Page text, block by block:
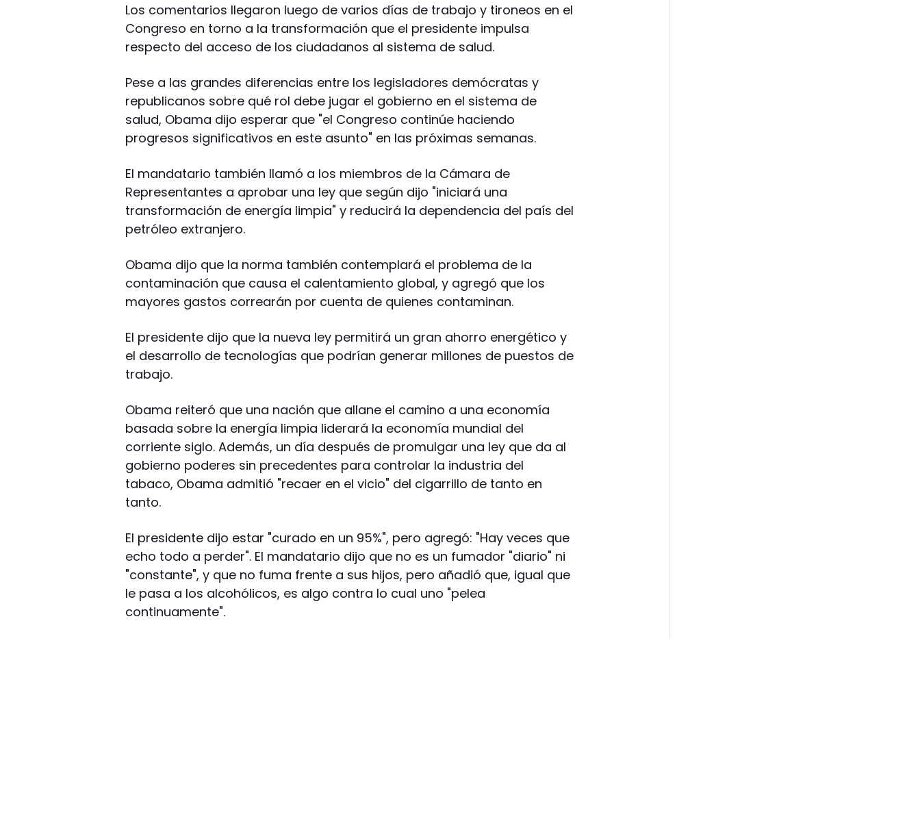
Los comentarios llegaron luego de varios días de trabajo y tironeos en el
Congreso en torno a la transformación que el presidente impulsa
respecto del acceso de los ciudadanos al sistema de salud.
Pese a las grandes diferencias entre los legisladores demócratas y
republicanos sobre qué rol debe jugar el gobierno en el sistema de
salud, Obama dijo esperar que "el Congreso continúe haciendo
progresos significativos en este asunto" en las próximas semanas.
El mandatario también llamó a los miembros de la Cámara de
Representantes a aprobar una ley que según dijo "iniciará una
transformación de energía limpia" y reducirá la dependencia del país del
petróleo extranjero.
Obama dijo que la norma también contemplará el problema de la
contaminación que causa el calentamiento global, y agregó que los
mayores gastos correarán por cuenta de quienes contaminan.
El presidente dijo que la nueva ley permitirá un gran ahorro energético y
el desarrollo de tecnologías que podrían generar millones de puestos de
trabajo.
Obama reiteró que una nación que allane el camino a una economía
basada sobre la energía limpia liderará la economía mundial del
corriente siglo. Además, un día después de promulgar una ley que da al
gobierno poderes sin precedentes para controlar la industria del
tabaco, Obama admitió "recaer en el vicio" del cigarrillo de tanto en
tanto.
El presidente dijo estar "curado en un 95%", pero agregó: "Hay veces que
echo todo a perder". El mandatario dijo que no es un fumador "diario" ni
"constante", y que no fuma frente a sus hijos, pero añadió que, igual que
le pasa a los alcohólicos, es algo contra lo cual uno "pelea
continuamente".